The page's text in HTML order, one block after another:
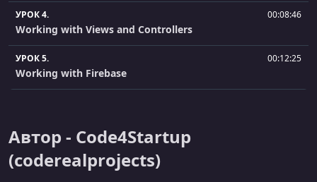
УРОК 4. 00:08:46
Working with Views and Controllers
УРОК 5. 00:12:25
Working with Firebase
УРОК 7.
Create Nav Bar
Автор - Code4Startup
(coderealprojects)